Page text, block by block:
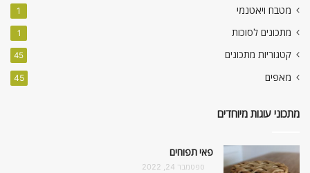
מטבח ויאטנמי 1
מתכונים לסוכות 1
קטגוריות מתכונים 45
מאפים 45
מתכוני עוגות מיוחדים
פאי תפוחים
ספטמבר 24, 2022